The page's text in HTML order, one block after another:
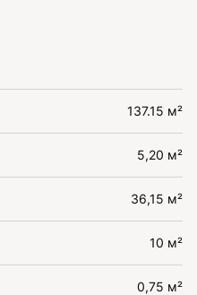
137.15 м²
5,20 м²
36,15 м²
10 м²
0,75 м²